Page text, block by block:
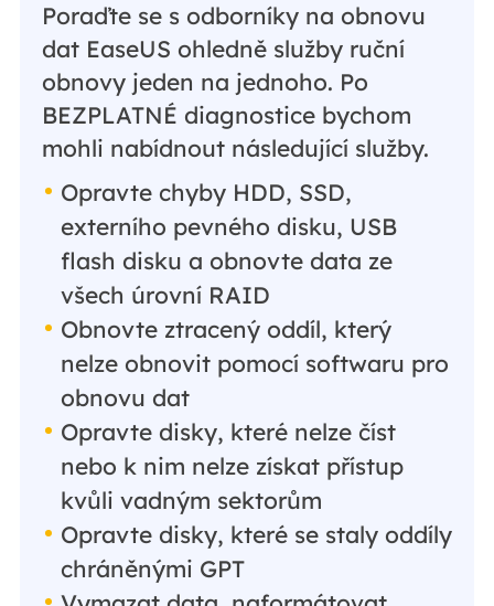
Poraďte se s odborníky na obnovu
dat EaseUS ohledně služby ruční
obnovy jeden na jednoho. Po
BEZPLATNÉ diagnostice bychom
mohli nabídnout následující služby.
Opravte chyby HDD, SSD,
externího pevného disku, USB
flash disku a obnovte data ze
všech úrovní RAID
Obnovte ztracený oddíl, který
nelze obnovit pomocí softwaru pro
obnovu dat
Opravte disky, které nelze číst
nebo k nim nelze získat přístup
kvůli vadným sektorům
Opravte disky, které se staly oddíly
chráněnými GPT